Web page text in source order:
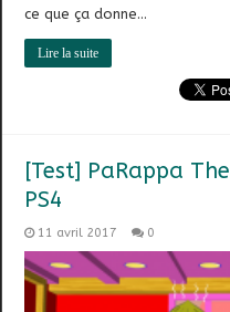
ce que ça donne…
Lire la suite
[Test] PaRappa
PS4
11 avril 2017 0